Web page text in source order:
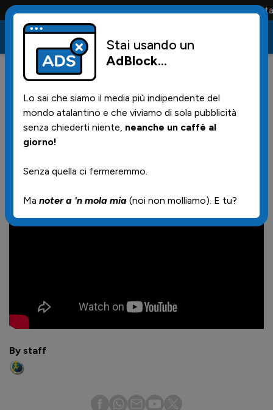
Conta solo la maglia e solo i tifosi la portano tutta
11/12/2024 | 23.00
Berghemschwizz live reactions
vs. Real Madrid: "Atalanta
Galactica"
By staff
Stai usando un
AdBlock...
Lo sai che siamo il media più indipendente del
mondo atalantino e che viviamo di sola pubblicità
senza chiederti niente, neanche un caffè al
giorno!
Senza quella ci fermeremmo.
Ma noter a 'n mola mia (noi non molliamo). E tu?